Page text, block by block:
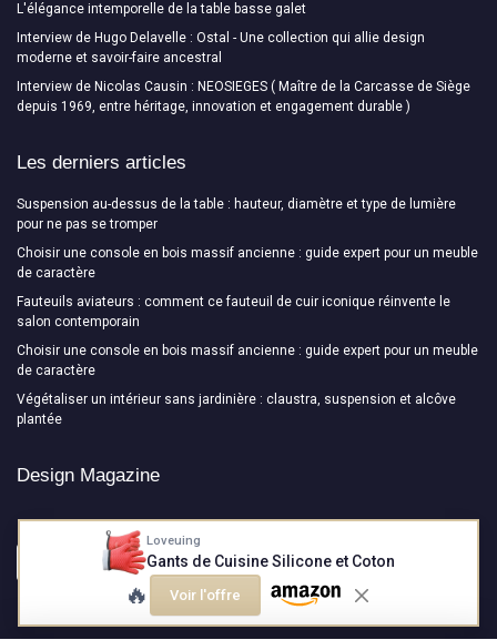
Loveuing
Gants de Cuisine Silicone et Coton
🔥 Voir l'offre
L'élégance intemporelle de la table basse galet
Interview de Hugo Delavelle : Ostal - Une collection qui allie design
moderne et savoir-faire ancestral
Interview de Nicolas Causin : NEOSIEGES ( Maître de la Carcasse de Siège
depuis 1969, entre héritage, innovation et engagement durable )
Les derniers articles
Suspension au-dessus de la table : hauteur, diamètre et type de lumière
pour ne pas se tromper
Choisir une console en bois massif ancienne : guide expert pour un meuble
de caractère
Fauteuils aviateurs : comment ce fauteuil de cuir iconique réinvente le
salon contemporain
Choisir une console en bois massif ancienne : guide expert pour un meuble
de caractère
Végétaliser un intérieur sans jardinière : claustra, suspension et alcôve
plantée
Design Magazine